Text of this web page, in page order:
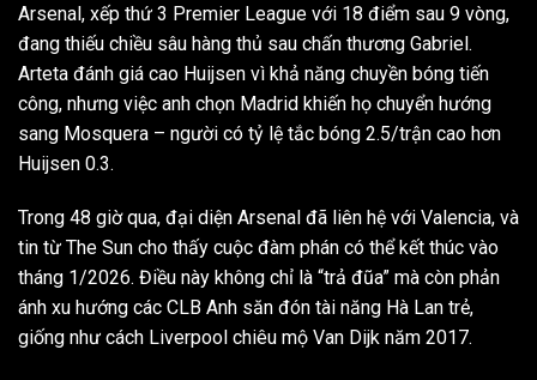
Arsenal, xếp thứ 3 Premier League với 18 điểm sau 9 vòng,
đang thiếu chiều sâu hàng thủ sau chấn thương Gabriel.
Arteta đánh giá cao Huijsen vì khả năng chuyền bóng tiến
công, nhưng việc anh chọn Madrid khiến họ chuyển hướng
sang Mosquera – người có tỷ lệ tắc bóng 2.5/trận cao hơn
Huijsen 0.3.
Trong 48 giờ qua, đại diện Arsenal đã liên hệ với Valencia, và
tin từ The Sun cho thấy cuộc đàm phán có thể kết thúc vào
tháng 1/2026. Điều này không chỉ là “trả đũa” mà còn phản
ánh xu hướng các CLB Anh săn đón tài năng Hà Lan trẻ,
giống như cách Liverpool chiêu mộ Van Dijk năm 2017.